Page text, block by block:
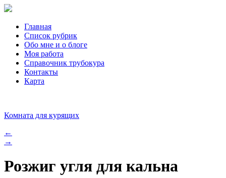
Главная
Список рубрик
Обо мне и о блоге
Моя работа
Справочник трубокура
Контакты
Карта
Комната для курящих
←
→
Розжиг угля для кальна